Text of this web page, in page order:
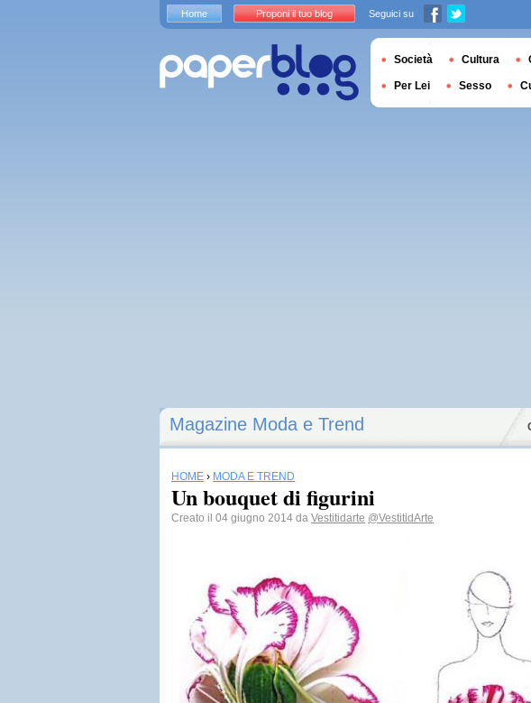
Magazine Moda e Trend
HOME › MODA E TREND
Un bouquet di figurini
Creato il 04 giugno 2014 da Vestitidarte @VestitidArte
Home Proponi il tuo blog Seguici su
Società Cultura
Per Lei Sesso